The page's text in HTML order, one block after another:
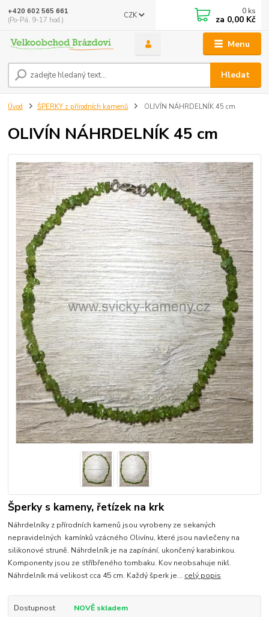
Menu
CZK
Hledat
+420 602 565 661
(Po-Pá, 9-17 hod.)
0 ks
za 0,00 Kč
Úvod ŠPERKY z přírodních kamenů OLIVÍN NÁHRDELNÍK 45 cm
OLIVÍN NÁHRDELNÍK 45 cm
Šperky s kameny, řetízek na krk
Náhrdelníky z přírodních kamenů jsou vyrobeny ze sekaných
nepravidelných kamínků vzácného Olivínu, které jsou navlečeny na
silikonové struně. Náhrdelník je na zapínání, ukončený karabinkou.
Komponenty jsou ze stříbřeného tombaku. Kov neobsahuje nikl.
Náhrdelník má velikost cca 45 cm. Každý šperk je... celý popis
Dostupnost NOVĚ skladem